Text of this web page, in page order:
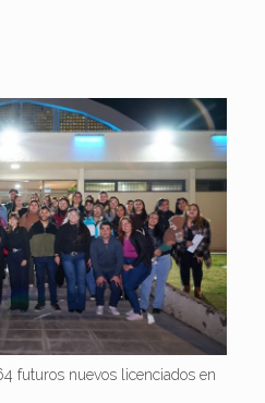
futuros nuevos licenciados en